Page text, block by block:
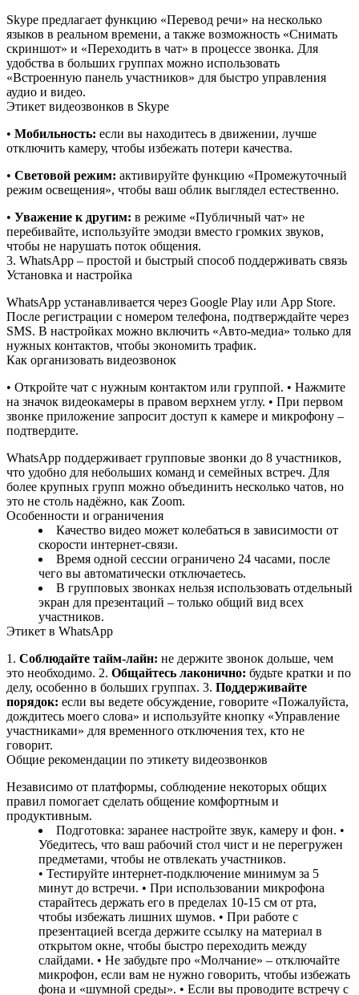
Skype предлагает функцию «Перевод речи» на несколько
языков в реальном времени, а также возможность «Снимать
скриншот» и «Переходить в чат» в процессе звонка. Для
удобства в больших группах можно использовать
«Встроенную панель участников» для быстро управления
аудио и видео.
Этикет видеозвонков в Skype
• Мобильность: если вы находитесь в движении, лучше
отключить камеру, чтобы избежать потери качества.
• Световой режим: активируйте функцию «Промежуточный
режим освещения», чтобы ваш облик выглядел естественно.
• Уважение к другим: в режиме «Публичный чат» не
перебивайте, используйте эмодзи вместо громких звуков,
чтобы не нарушать поток общения.
3. WhatsApp – простой и быстрый способ поддерживать связь
Установка и настройка
WhatsApp устанавливается через Google Play или App Store.
После регистрации с номером телефона, подтверждайте через
SMS. В настройках можно включить «Авто‑медиа» только для
нужных контактов, чтобы экономить трафик.
Как организовать видеозвонок
• Откройте чат с нужным контактом или группой. • Нажмите
на значок видеокамеры в правом верхнем углу. • При первом
звонке приложение запросит доступ к камере и микрофону –
подтвердите.
WhatsApp поддерживает групповые звонки до 8 участников,
что удобно для небольших команд и семейных встреч. Для
более крупных групп можно объединить несколько чатов, но
это не столь надёжно, как Zoom.
Особенности и ограничения
Качество видео может колебаться в зависимости от
скорости интернет‑связи.
Время одной сессии ограничено 24 часами, после
чего вы автоматически отключаетесь.
В групповых звонках нельзя использовать отдельный
экран для презентаций – только общий вид всех
участников.
Этикет в WhatsApp
1. Соблюдайте тайм‑лайн: не держите звонок дольше, чем
это необходимо. 2. Общайтесь лаконично: будьте кратки и по
делу, особенно в больших группах. 3. Поддерживайте
порядок: если вы ведете обсуждение, говорите «Пожалуйста,
дождитесь моего слова» и используйте кнопку «Управление
участниками» для временного отключения тех, кто не
говорит.
Общие рекомендации по этикету видеозвонков
Независимо от платформы, соблюдение некоторых общих
правил помогает сделать общение комфортным и
продуктивным.
Подготовка: заранее настройте звук, камеру и фон. •
Убедитесь, что ваш рабочий стол чист и не перегружен
предметами, чтобы не отвлекать участников.
• Тестируйте интернет‑подключение минимум за 5
минут до встречи. • При использовании микрофона
старайтесь держать его в пределах 10‑15 см от рта,
чтобы избежать лишних шумов. • При работе с
презентацией всегда держите ссылку на материал в
открытом окне, чтобы быстро переходить между
слайдами. • Не забудьте про «Молчание» – отключайте
микрофон, если вам не нужно говорить, чтобы избежать
фона и «шумной среды». • Если вы проводите встречу с